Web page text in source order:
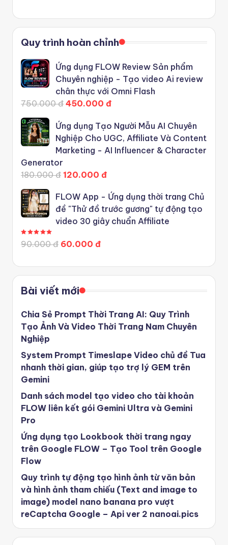
Quy trình hoàn chỉnh
Ứng dụng FLOW Review Sản phẩm
Chuyên nghiệp - Tạo video Ai review
chân thực với Omni Flash
750.000 đ 450.000 đ
Ứng dụng Tạo Người Mẫu AI Chuyên
Nghiệp Cho UGC, Affiliate Và Content
Marketing - AI Influencer & Character
Generator
180.000 đ 120.000 đ
FLOW App - Ứng dụng thời trang Chủ
đề "Thử đồ trước gương" tự động tạo
video 30 giây chuẩn Affiliate
90.000 đ 60.000 đ
Bài viết mới
Chia Sẻ Prompt Thời Trang AI: Quy Trình
Tạo Ảnh Và Video Thời Trang Nam Chuyên
Nghiệp
System Prompt Timeslape Video chủ đề Tua
nhanh thời gian, giúp tạo trợ lý GEM trên
Gemini
Danh sách model tạo video cho tài khoản
FLOW liên kết gói Gemini Ultra và Gemini
Pro
Ứng dụng tạo Lookbook thời trang ngay
trên Google FLOW – Tạo Tool trên Google
Flow
Quy trình tự động tạo hình ảnh từ văn bản
và hình ảnh tham chiếu (Text and image to
image) model nano banana pro vượt
reCaptcha Google – Api ver 2 nanoai.pics